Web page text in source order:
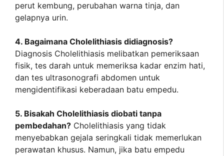
perut kembung, perubahan warna tinja, dan
gelapnya urin.
4. Bagaimana Cholelithiasis didiagnosis?
Diagnosis Cholelithiasis melibatkan pemeriksaan
fisik, tes darah untuk memeriksa kadar enzim hati,
dan tes ultrasonografi abdomen untuk
mengidentifikasi keberadaan batu empedu.
5. Bisakah Cholelithiasis diobati tanpa
pembedahan? Cholelithiasis yang tidak
menyebabkan gejala seringkali tidak memerlukan
perawatan khusus. Namun, jika batu empedu